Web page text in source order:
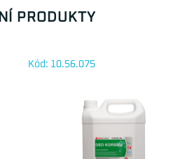
PRODUKTY
Kód: 10.56.075